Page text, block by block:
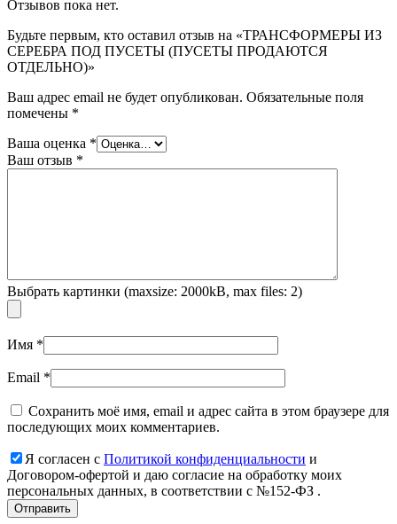
Отзывов пока нет.
Будьте первым, кто оставил отзыв на «ТРАНСФОРМЕРЫ ИЗ
СЕРЕБРА ПОД ПУСЕТЫ (ПУСЕТЫ ПРОДАЮТСЯ
ОТДЕЛЬНО)»
Ваш адрес email не будет опубликован. Обязательные поля
помечены *
Ваша оценка *
Ваш отзыв *
Выбрать картинки (maxsize: 2000kB, max files: 2)
Имя *
Email *
Сохранить моё имя, email и адрес сайта в этом браузере для
последующих моих комментариев.
Я согласен с Политикой конфиденциальности и
Договором-офертой и даю согласие на обработку моих
персональных данных, в соответствии с №152-ФЗ .